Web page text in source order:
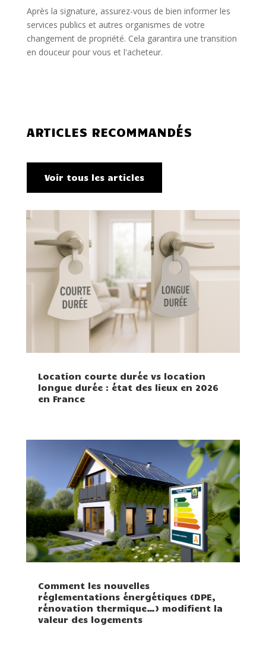
Après la signature, assurez-vous de bien informer les
services publics et autres organismes de votre
changement de propriété. Cela garantira une transition
en douceur pour vous et l'acheteur.
ARTICLES RECOMMANDÉS
Voir tous les articles
Location courte durée vs location
longue durée : état des lieux en 2026
en France
Comment les nouvelles
réglementations énergétiques (DPE,
rénovation thermique…) modifient la
valeur des logements